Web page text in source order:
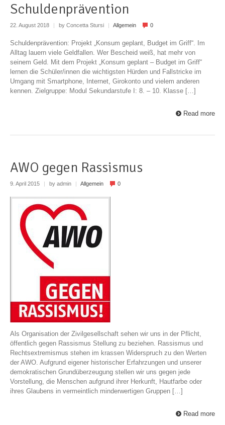
Schuldenprävention
22. August 2018 | by Concetta Stursi | Allgemein 0
Schuldenprävention: Projekt „Konsum geplant, Budget im Griff“. Im
Alltag lauern viele Geldfallen. Wer Bescheid weiß, hat mehr von
seinem Geld. Mit dem Projekt „Konsum geplant – Budget im Griff“
lernen die Schüler/innen die wichtigsten Hürden und Fallstricke im
Umgang mit Smartphone, Internet, Girokonto und vielem anderen
kennen. Zielgruppe: Modul Sekundarstufe I: 8. – 10. Klasse […]
Read more
AWO gegen Rassismus
9. April 2015 | by admin | Allgemein 0
Als Organisation der Zivilgesellschaft sehen wir uns in der Pflicht,
öffentlich gegen Rassismus Stellung zu beziehen. Rassismus und
Rechtsextremismus stehen im krassen Widerspruch zu den Werten
der AWO. Aufgrund eigener historischer Erfahrzungen und unserer
demokratischen Grundüberzeugung stellen wir uns gegen jede
Vorstellung, die Menschen aufgrund ihrer Herkunft, Hautfarbe oder
ihres Glaubens in vermeintlich minderwertigen Gruppen […]
Read more